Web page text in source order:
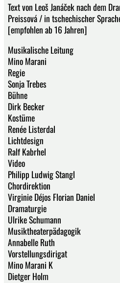
Text von Leoš Janáček nach dem
Preissová / in tschechischer
[empfohlen ab 16 Jahren]
Musikalische Leitung
Mino Marani
Regie
Sonja Trebes
Bühne
Dirk Becker
Kostüme
Renée Listerdal
Lichtdesign
Ralf Kabrhel
Video
Philipp Ludwig Stangl
Chordirektion
Virginie Déjos Florian Daniel
Dramaturgie
Ulrike Schumann
Musiktheaterpädagogik
Annabelle Ruth
Vorstellungsdirigat
Mino Marani K
Dietger Holm